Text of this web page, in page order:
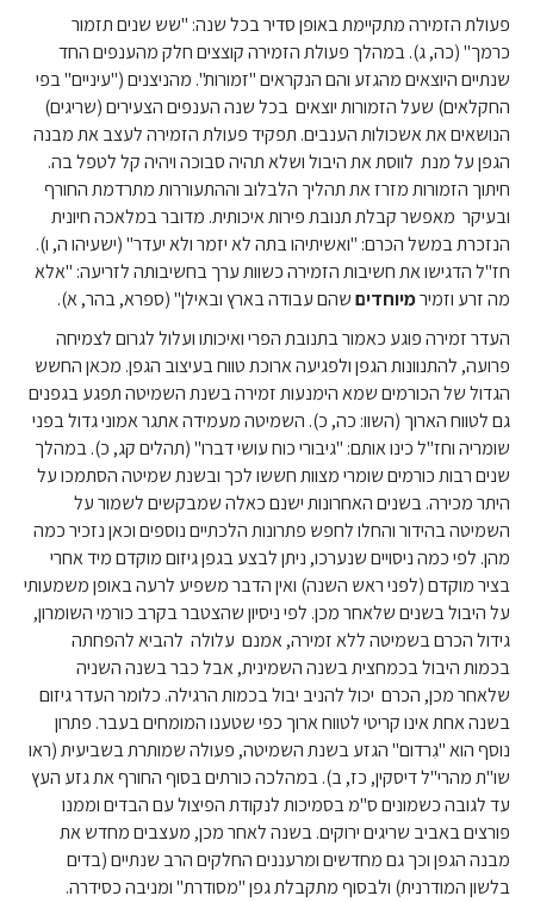
פעולת הזמירה מתקיימת באופן סדיר בכל שנה: "שש שנים תזמור
כרמך" (כה, ג). במהלך פעולת הזמירה קוצצים חלק מהענפים החד
שנתיים היוצאים מהגזע והם הנקראים "זמורות". מהניצנים ("עיניים" בפי
החקלאים) שעל הזמורות יוצאים בכל שנה הענפים הצעירים (שריגים)
הנושאים את אשכולות הענבים. תפקיד פעולת הזמירה לעצב את מבנה
הגפן על מנת לווסת את היבול ושלא תהיה סבוכה ויהיה קל לטפל בה.
חיתוך הזמורות מזרז את תהליך הלבלוב וההתעוררות מתרדמת החורף
ובעיקר מאפשר קבלת תנובת פירות איכותית. מדובר במלאכה חיונית
הנזכרת במשל הכרם: "ואשיתיהו בתה לא יזמר ולא יעדר" (ישעיהו ה, ו).
חז"ל הדגישו את חשיבות הזמירה כשוות ערך בחשיבותה לזריעה: "אלא
מה זרע וזמירמיוחדיםשהם עבודה בארץ ובאילן" (ספרא, בהר, א).
העדר זמירה פוגע כאמור בתנובת הפרי ואיכותו ועלול לגרום לצמיחה
פרועה, להתנוונות הגפן ולפגיעה ארוכת טווח בעיצוב הגפן. מכאן החשש
הגדול של הכורמים שמא הימנעות זמירה בשנת השמיטה תפגע בגפנים
גם לטווח הארוך (השוו: כה, כ). השמיטה מעמידה אתגר אמוני גדול בפני
שומריה וחז"ל כינו אותם: "גיבורי כוח עושי דברו" (תהלים קג, כ). במהלך
שנים רבות כורמים שומרי מצוות חששו לכך ובשנת שמיטה הסתמכו על
היתר מכירה. בשנים האחרונות ישנם כאלה שמבקשים לשמור על
השמיטה בהידור והחלו לחפש פתרונות הלכתיים נוספים וכאן נזכיר כמה
מהן. לפי כמה ניסויים שנערכו, ניתן לבצע בגפן גיזום מוקדם מיד אחרי
בציר מוקדם (לפני ראש השנה) ואין הדבר משפיע לרעה באופן משמעותי
על היבול בשנים שלאחר מכן. לפי ניסיון שהצטבר בקרב כורמי השומרון,
גידול הכרם בשמיטה ללא זמירה, אמנם עלולה להביא להפחתה
בכמות היבול בכמחצית בשנה השמינית, אבל כבר בשנה השניה
שלאחר מכן, הכרם יכול להניב יבול בכמות הרגילה. כלומר העדר גיזום
בשנה אחת אינו קריטי לטווח ארוך כפי שטענו המומחים בעבר. פתרון
נוסף הוא "גִרדום" הגזע בשנת השמיטה, פעולה שמותרת בשביעית (ראו
שו"ת מהרי"ל דיסקין, כז, ב). במהלכה כורתים בסוף החורף את גזע העץ
עד לגובה כשמונים ס"מ בסמיכות לנקודת הפיצול עם הבדים וממנו
פורצים באביב שריגים ירוקים. בשנה לאחר מכן, מעצבים מחדש את
מבנה הגפן וכך גם מחדשים ומרעננים החלקים הרב שנתיים (בדים
בלשון המודרנית) ולבסוף מתקבלת גפן "מסודרת" ומניבה כסידרה.